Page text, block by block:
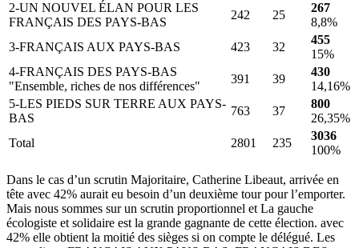
2-UN NOUVEL ÉLAN POUR LES
FRANÇAIS DES PAYS-BAS
242 25
267
8,8%
3-FRANÇAIS AUX PAYS-BAS
423 32
455
15%
4-FRANÇAIS DES PAYS-BAS
"Ensemble, riches de nos différences"
391 39
430
14,16%
5-LES PIEDS SUR TERRE AUX PAYS-
BAS
763 37
800
26,35%
Total
2801 235
3036
100%
Dans le cas d’un scrutin Majoritaire, Catherine Libeaut, arrivée en
tête avec 42% aurait eu besoin d’un deuxième tour pour l’emporter.
Mais nous sommes sur un scrutin proportionnel et La gauche
écologiste et solidaire est la grande gagnante de cette élection. avec
42% elle obtient la moitié des sièges si on compte le délégué. Les